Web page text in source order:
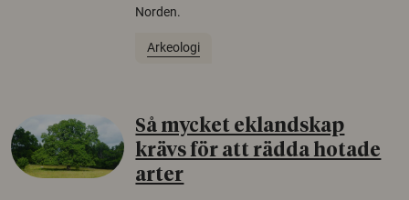
Norden.
Arkeologi
Så mycket eklandskap
krävs för att rädda hotade
arter